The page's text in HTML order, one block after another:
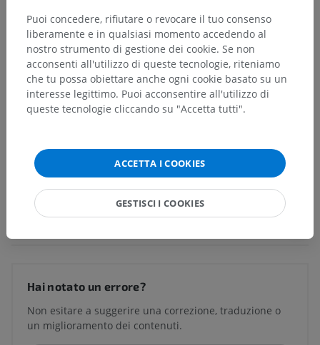
Corpo umano Apparati viscerali
>
Apparati genitali
Apparato genitale femminile
Organi genitali femminili interni
Tuba uterina
Tunica sottosierosa
Strutture sottostanti:Non sono presenti strutture
soggiacenti per questa parte anatomica
Anatomia umana 1
Traduzioni
Hai notato un errore?
Non esitare a suggerire una correzione, traduzione o
un miglioramento dei contenuti.
Puoi concedere, rifiutare o revocare il tuo consenso
liberamente e in qualsiasi momento accedendo al
nostro strumento di gestione dei cookie. Se non
acconsenti all'utilizzo di queste tecnologie, riteniamo
che tu possa obiettare anche ogni cookie basato su un
interesse legittimo. Puoi acconsentire all'utilizzo di
queste tecnologie cliccando su "Accetta tutti".
ACCETTA I COOKIES
GESTISCI I COOKIES